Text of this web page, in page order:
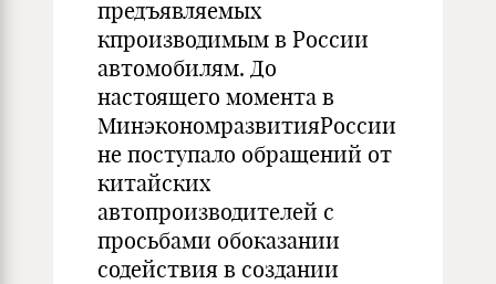
предъявляемых
кпроизводимым в России
автомобилям. До
настоящего момента в
МинэкономразвитияРоссии
не поступало обращений от
китайских
автопроизводителей с
просьбами обоказании
содействия в создании